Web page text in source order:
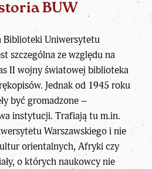
BUW
Biblioteki Uniwersytetu
szczególna ze względu na
II wojny światowej biblioteka
Jednak od 1945 roku
być gromadzone –
instytucji. Trafiają tu m.in.
Warszawskiego i nie
orientalnych, Afryki czy
o których naukowcy nie